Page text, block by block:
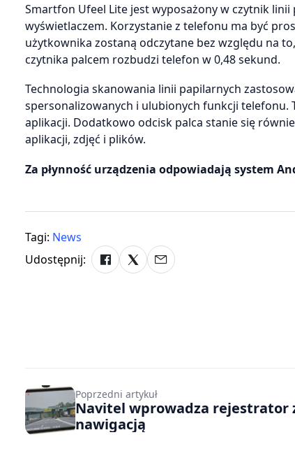
Smartfon Ufeel Lite jest wyposażony w czytnik
wyświetlaczem. Korzystanie z telefonu ma być
użytkownika zostaną odczytane bez względu na
czytnika palcem rozbudzi telefon w 0,48 sekund.
Technologia skanowania linii papilarnych
spersonalizowanych i ulubionych funkcji
aplikacji. Dodatkowo odcisk palca stanie się
aplikacji, zdjęć i plików.
Za płynność urządzenia odpowiadają system
Tagi: News
Udostępnij:
Poprzedni artykuł
Navitel wprowadza rejestrator
nawigacją